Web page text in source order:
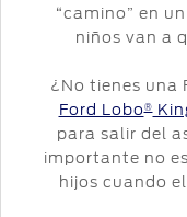
“camino” en
niños van a
¿No tienes una
Ford Lobo®
para salir del
importante no
hijos cuando